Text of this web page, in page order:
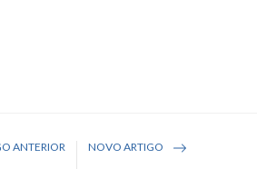
ANTERIOR NOVO ARTIGO